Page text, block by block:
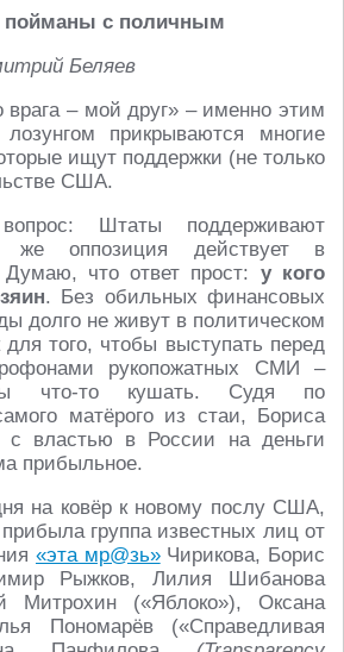
пойманы с поличным
Беляев
врага – мой друг» – именно этим
прикрываются многие
ищут поддержки (не только
США.
Штаты поддерживают
же оппозиция действует в
что ответ прост: у кого
. Без обильных финансовых
долго не живут в политическом
для того, чтобы выступать перед
рукопожатных СМИ –
что-то кушать. Судя по
матёрого из стаи, Бориса
с властью в России на деньги
прибыльное.
на ковёр к новому послу США,
группа известных лиц от
«эта мр@зь»Чирикова, Борис
Рыжков, Лилия Шибанова
Митрохин («Яблоко»), Оксана
Пономарёв («Справедливая